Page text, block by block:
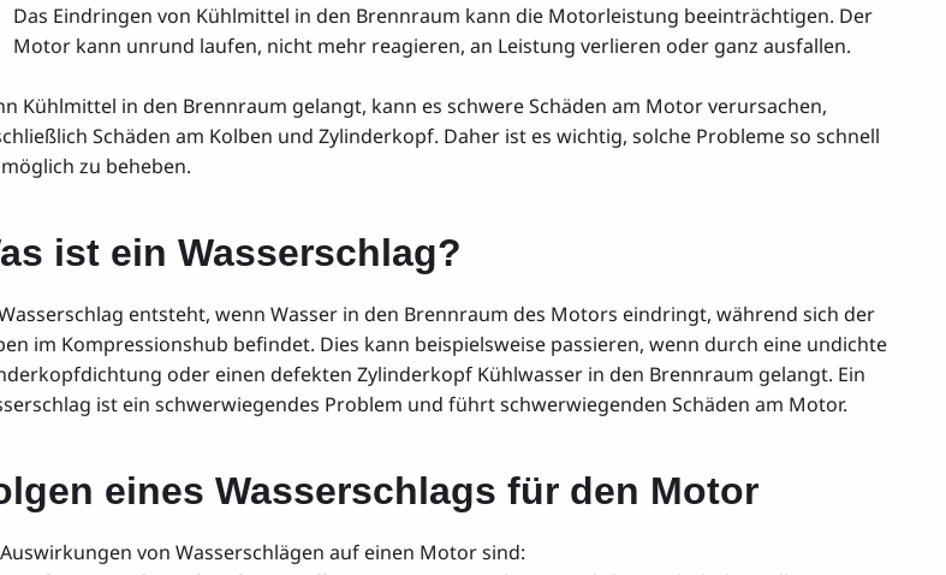
Das Eindringen von Kühlmittel in den Brennraum kann die Motorleistung beeinträchtigen. Der
Motor kann unrund laufen, nicht mehr reagieren, an Leistung verlieren oder ganz ausfallen.
Kühlmittel in den Brennraum gelangt, kann es schwere Schäden am Motor verursachen,
Schäden am Kolben und Zylinderkopf. Daher ist es wichtig, solche Probleme so schnell
zu beheben.
ist ein Wasserschlag?
entsteht, wenn Wasser in den Brennraum des Motors eindringt, während sich der
im Kompressionshub befindet. Dies kann beispielsweise passieren, wenn durch eine undichte
oder einen defekten Zylinderkopf Kühlwasser in den Brennraum gelangt. Ein
ist ein schwerwiegendes Problem und führt schwerwiegenden Schäden am Motor.
eines Wasserschlags für den Motor
von Wasserschlägen auf einen Motor sind: